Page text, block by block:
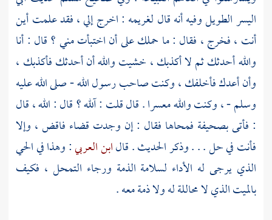
اليسر الطويلوفيه أنه قال لغريمه : اخرج إلي ، فقد علمت أين
أنت ، فخرج ، فقال : ما حملك على أن اختبأت مني ؟ قال : أنا
والله أحدثك ثم لا أكذبك ، خشيت والله أن أحدثك فأكذبك ،
وأن أعدك فأخلفك ، وكنت صاحب رسول الله - صلى الله عليه
وسلم - ، وكنت والله معسرا . قال قلت : آلله ؟ قال : الله ، قال
: فأتى بصحيفة فمحاها فقال : إن وجدت قضاء فاقض ، وإلا
فأنت في حل . . . وذكر الحديث . قالابن العربي: وهذا في الحي
الذي يرجى له الأداء لسلامة الذمة ورجاء التمحل ، فكيف
بالميت الذي لا محاللة له ولا ذمة معه .